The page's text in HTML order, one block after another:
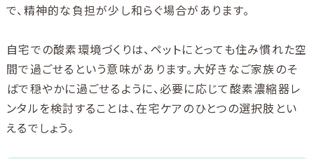
で、精神的な負担が少し和らぐ場合があります。
自宅での酸素環境づくりは、ペットにとっても住み慣れた空
間で過ごせるという意味があります。大好きなご家族のそ
ばで穏やかに過ごせるように、必要に応じて酸素濃縮器レ
ンタルを検討することは、在宅ケアのひとつの選択肢とい
えるでしょう。